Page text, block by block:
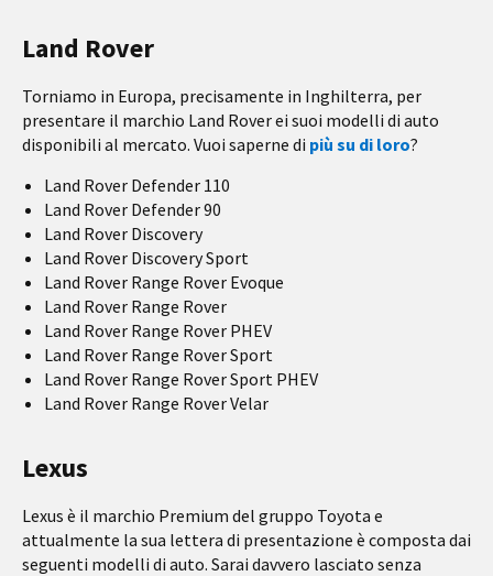
Land Rover
Torniamo in Europa, precisamente in Inghilterra, per
presentare il marchio Land Rover ei suoi modelli di auto
disponibili al mercato. Vuoi saperne di più su di loro?
Land Rover Defender 110
Land Rover Defender 90
Land Rover Discovery
Land Rover Discovery Sport
Land Rover Range Rover Evoque
Land Rover Range Rover
Land Rover Range Rover PHEV
Land Rover Range Rover Sport
Land Rover Range Rover Sport PHEV
Land Rover Range Rover Velar
Lexus
Lexus è il marchio Premium del gruppo Toyota e
attualmente la sua lettera di presentazione è composta dai
seguenti modelli di auto. Sarai davvero lasciato senza